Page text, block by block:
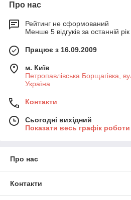
Про нас
Рейтинг не сформований
Менше 5 відгуків за останній рік
Працює з 16.09.2009
м. Київ
Петропавлівська Борщагівка,
Україна
Контакти
Сьогодні вихідний
Показати весь графік роботи
Про нас
Контакти